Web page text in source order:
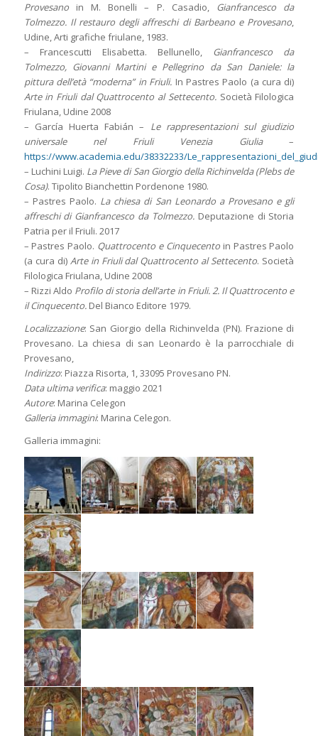
Provesanoin M. Bonelli – P. Casadio, Gianfrancesco da
Tolmezzo. Il restauro degli affreschi di Barbeano e Provesano,
Udine, Arti grafiche friulane, 1983.
– Francescutti Elisabetta. Bellunello, Gianfrancesco da
Tolmezzo, Giovanni Martini e Pellegrino da San Daniele: la
pittura dell’età “moderna” in Friuli. In Pastres Paolo (a cura di)
Arte in Friuli dal Quattrocento al Settecento.Società Filologica
Friulana, Udine 2008
– García Huerta Fabián – Le rappresentazioni sul giudizio
universale nel Friuli Venezia Giulia–
https://www.academia.edu/38332233/
– Luchini Luigi. La Pieve di San Giorgio della Richinvelda (Plebs de
Cosa). Tipolito Bianchettin Pordenone 1980.
– Pastres Paolo. La chiesa di San Leonardo a Provesano e gli
affreschi di Gianfrancesco da Tolmezzo.Deputazione di Storia
Patria per il Friuli. 2017
– Pastres Paolo. Quattrocento e Cinquecentoin Pastres Paolo
(a cura di) Arte in Friuli dal Quattrocento al Settecento. Società
Filologica Friulana, Udine 2008
– Rizzi Aldo Profilo di storia dell’arte in Friuli. 2. Il Quattrocento e
il Cinquecento.Del Bianco Editore 1979.
Localizzazione: San Giorgio della Richinvelda (PN). Frazione di
Provesano. La chiesa di san Leonardo è la parrocchiale di
Provesano,
Indirizzo: Piazza Risorta, 1, 33095 Provesano PN.
Data ultima verifica: maggio 2021
Autore: Marina Celegon
Galleria immagini: Marina Celegon.
Galleria immagini: